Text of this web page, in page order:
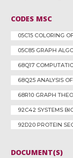
CODES MSC
05C15 COLORING
05C85 GRAPH
68Q17
68Q25 ANALYSIS
68R10 GRAPH
92C42 SYSTEMS
92D20 PROTEIN
DOCUMENT(S)